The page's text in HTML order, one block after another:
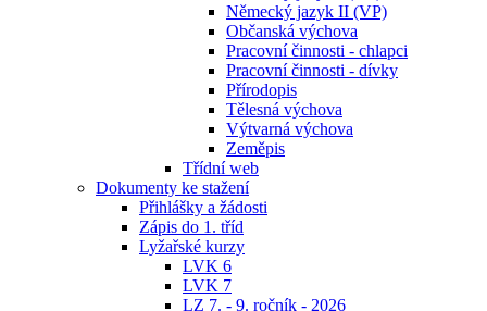
Německý jazyk II (VP)
Občanská výchova
Pracovní činnosti - chlapci
Pracovní činnosti - dívky
Přírodopis
Tělesná výchova
Výtvarná výchova
Zeměpis
Třídní web
Dokumenty ke stažení
Přihlášky a žádosti
Zápis do 1. tříd
Lyžařské kurzy
LVK 6
LVK 7
LZ 7. - 9. ročník - 2026